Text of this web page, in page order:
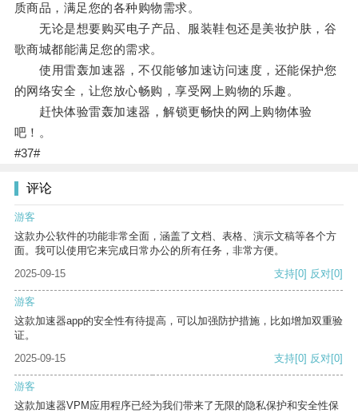
质商品，满足您的各种购物需求。
无论是想要购买电子产品、服装鞋包还是美妆护肤，谷
歌商城都能满足您的需求。
使用雷轰加速器，不仅能够加速访问速度，还能保护您
的网络安全，让您放心畅购，享受网上购物的乐趣。
赶快体验雷轰加速器，解锁更畅快的网上购物体验
吧！。
#37#
评论
游客
这款办公软件的功能非常全面，涵盖了文档、表格、演示文稿等各个方
面。我可以使用它来完成日常办公的所有任务，非常方便。
2025-09-15
支持[0] 反对[0]
游客
这款加速器app的安全性有待提高，可以加强防护措施，比如增加双重验
证。
2025-09-15
支持[0] 反对[0]
游客
这款加速器VPM应用程序已经为我们带来了无限的隐私保护和安全性保